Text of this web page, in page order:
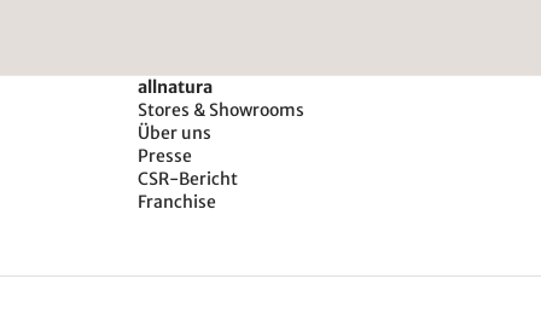
allnatura
Stores & Showrooms
Über uns
Presse
CSR-Bericht
Franchise